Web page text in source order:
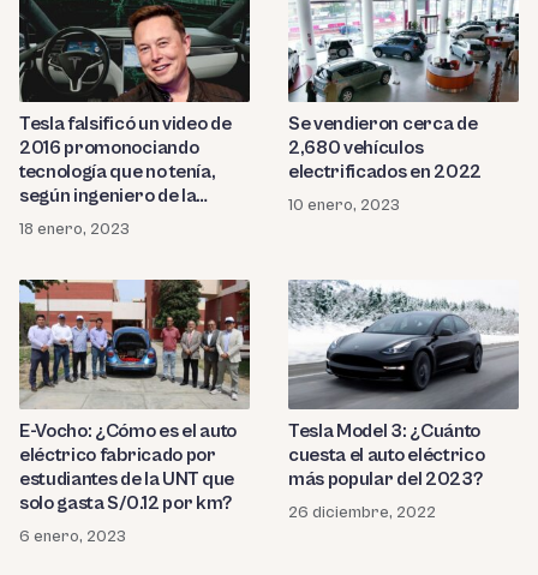
Tesla falsificó un video de
2016 promonociando
tecnología que no tenía,
según ingeniero de la
compañía
18 enero, 2023
Se vendieron cerca de
2,680 vehículos
electrificados en 2022
10 enero, 2023
E-Vocho: ¿Cómo es el auto
eléctrico fabricado por
estudiantes de la UNT que
solo gasta S/0.12 por km?
6 enero, 2023
Tesla Model 3: ¿Cuánto
cuesta el auto eléctrico
más popular del 2023?
26 diciembre, 2022